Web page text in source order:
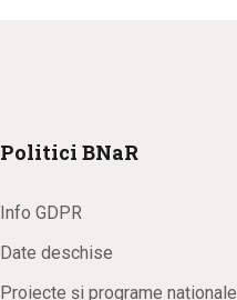
Politici BNaR
Info GDPR
Date deschise
Proiecte și programe naționale